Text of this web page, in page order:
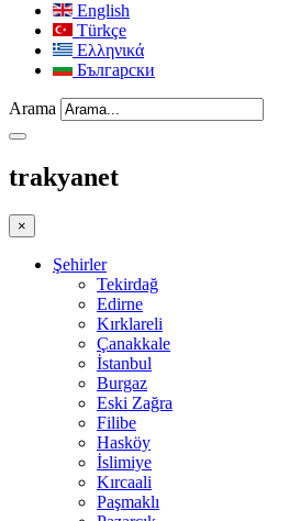
English
Türkçe
Ελληνικά
Български
Arama
trakyanet
×
Şehirler
Tekirdağ
Edirne
Kırklareli
Çanakkale
İstanbul
Burgaz
Eski Zağra
Filibe
Hasköy
İslimiye
Kırcaali
Paşmaklı